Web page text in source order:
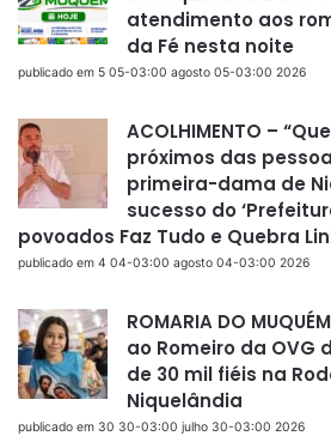
atendimento aos
da Fé nesta noite
publicado em 5 05-03:00 agosto 05-03:00 2026
ACOLHIMENTO –
próximos das
primeira-dama de
sucesso do
povoados Faz Tudo e Quebra
publicado em 4 04-03:00 agosto 04-03:00 2026
ROMARIA DO
ao Romeiro da OVG
de 30 mil fiéis na
Niquelândia
publicado em 30 30-03:00 julho 30-03:00 2026